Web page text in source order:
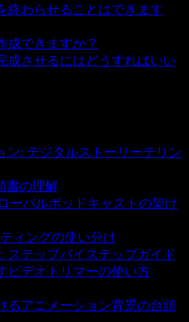
終わらせることはできます
成できますか？
成させるにはどうすればいい
ン: デジタルストーリーテリン
書の理解
ーバルポッドキャストの架け
ィングの使い分け
ステップバイステップガイド
ビデオトリマーの使い方
るアニメーション背景の台頭